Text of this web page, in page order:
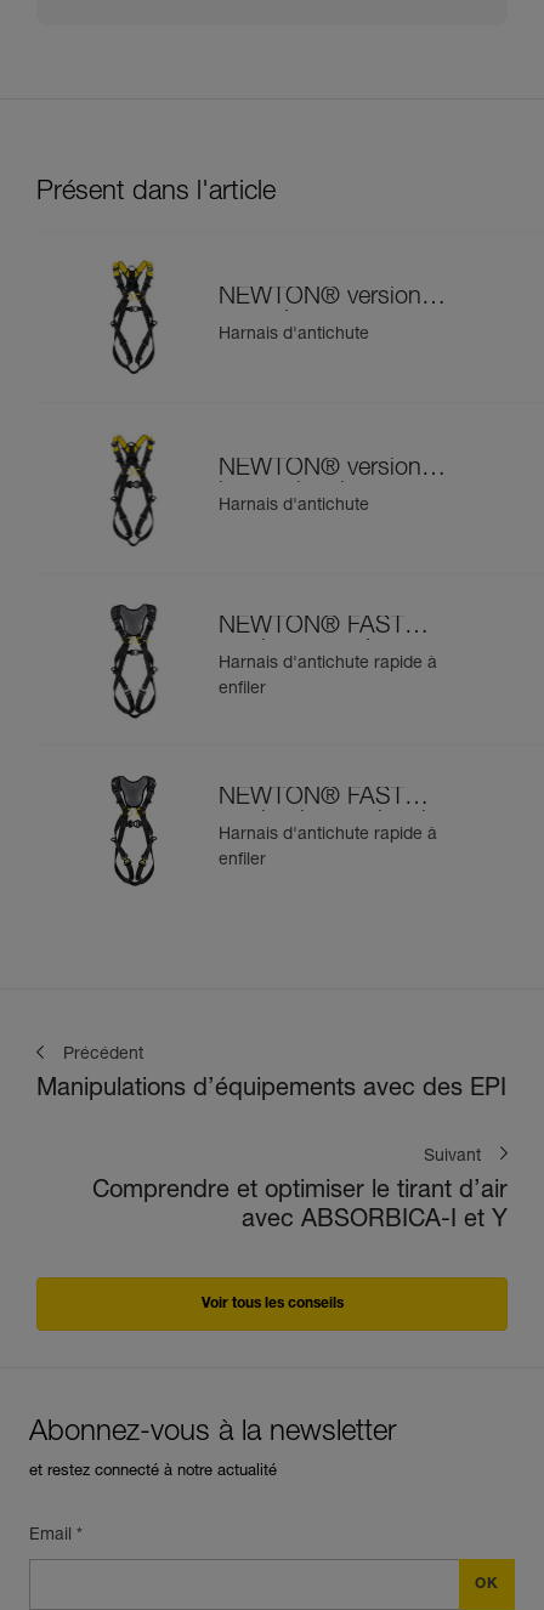
Présent dans l'article
NEWTON® version
européenne
Harnais d'antichute
NEWTON® version
internationale
Harnais d'antichute
NEWTON® FAST
version européenne
Harnais d'antichute rapide à
enfiler
NEWTON® FAST
version internationale
Harnais d'antichute rapide à
enfiler
Précédent
Manipulations d’équipements avec des EPI
Suivant
Comprendre et optimiser le tirant d’air
avec ABSORBICA-I et Y
Voir tous les conseils
Abonnez-vous à la newsletter
et restez connecté à notre actualité
Email *